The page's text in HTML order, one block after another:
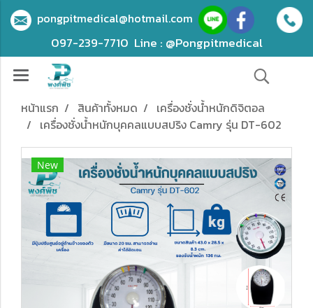
pongpitmedical@hotmail.com
097-239-7710 Line : @Pongpitmedical
หน้าแรก สินค้าทั้งหมด
เครื่องชั่งน้ำหนักดิจิตอล
เครื่องชั่งน้ำหนักบุคคลแบบสปริง Camry รุ่น DT-602
New